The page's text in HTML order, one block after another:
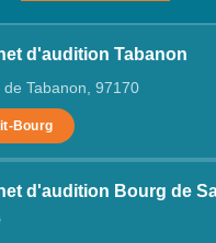
d'audition Tabanon
de Tabanon, 97170
Bourg
d'audition Bourg de